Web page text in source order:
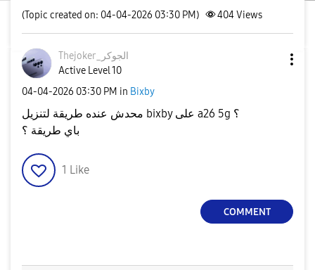
(Topic created on: 04-04-2026 03:30 PM) 404Views
Thejoker_الجوكر
Active Level 10
‎04-04-2026 03:30 PM in Bixby
محدش عنده طريقة لتنزيل bixby على a26 5g ؟
باي طريقة ؟
1 Like
COMMENT